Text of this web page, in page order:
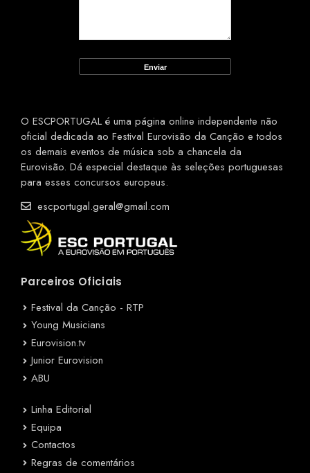
O ESCPORTUGAL é uma página online independente não
oficial dedicada ao Festival Eurovisão da Canção e todos
os demais eventos de música sob a chancela da
Eurovisão. Dá especial destaque às seleções portuguesas
para esses concursos europeus.
escportugal.geral@gmail.com
Parceiros Oficiais
Festival da Canção - RTP
Young Musicians
Eurovision.tv
Junior Eurovision
ABU
Linha Editorial
Equipa
Contactos
Regras de comentários